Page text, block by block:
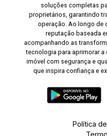
soluções completas
proprietários, garantindo
operação. Ao longo de
reputação baseada
acompanhando as
tecnologia para aprimorar a
imóvel com segurança e
que inspira confiança e
Política